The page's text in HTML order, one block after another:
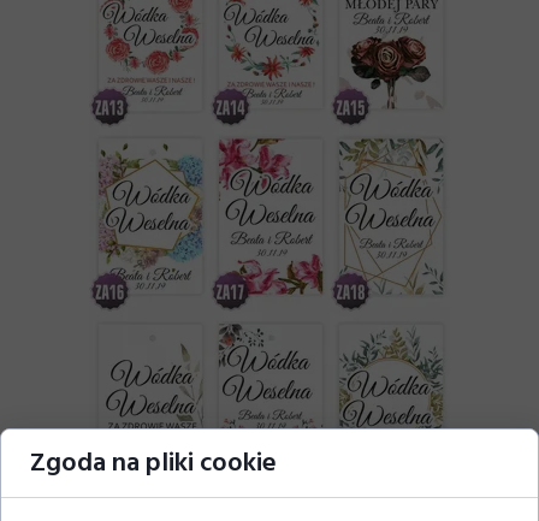
Zgoda na pliki cookie